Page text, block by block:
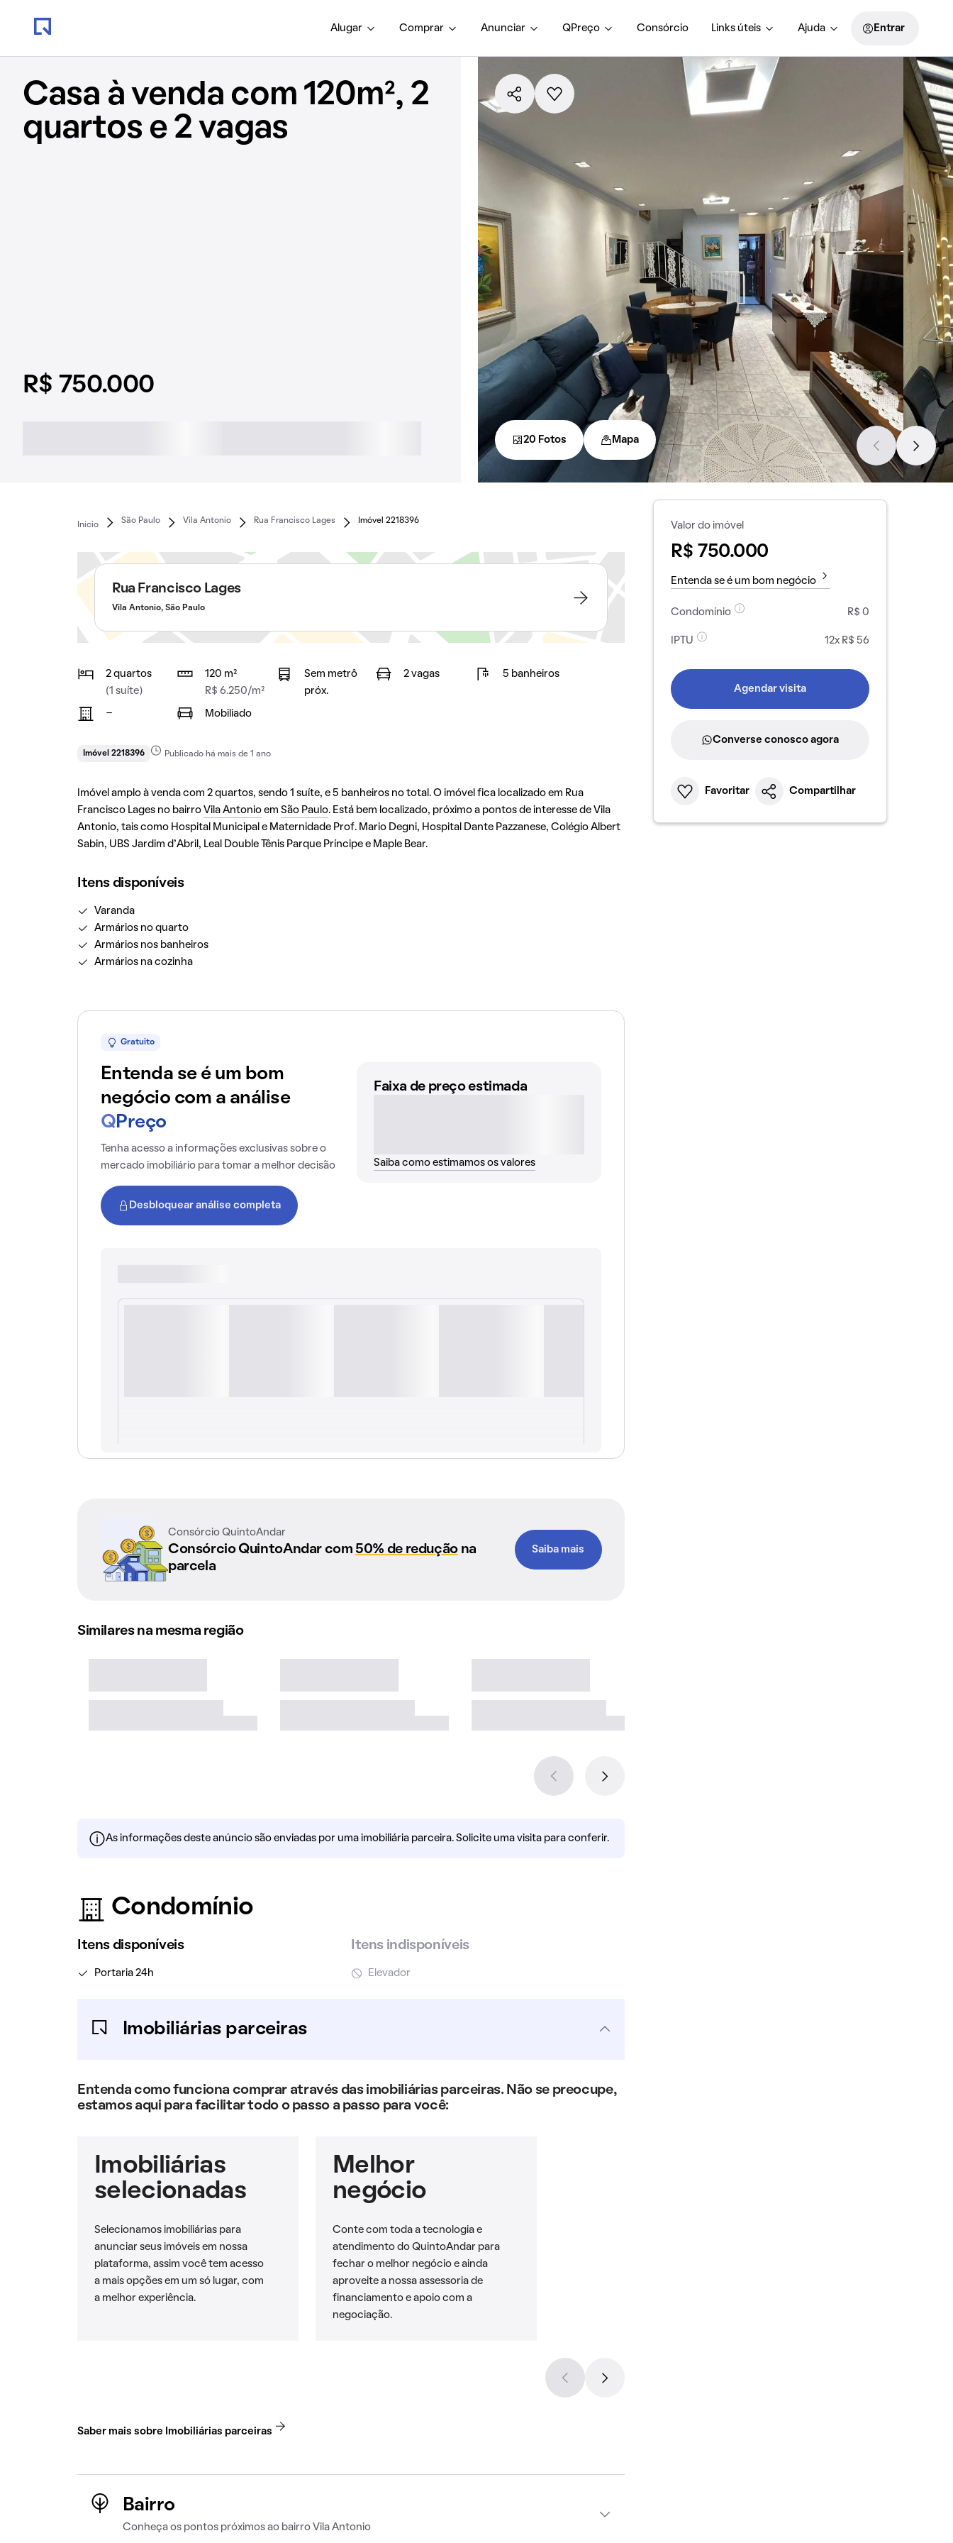
Alugar Comprar Anunciar QPreço Consórcio Links úteis Ajuda Entrar
Casa à venda com 120m², 2
quartos e 2 vagas
R$ 750.000
20 Fotos Mapa
Início
São Paulo Vila Antonio Rua Francisco Lages Imóvel 2218396
Rua Francisco Lages
Vila Antonio, São Paulo
2 quartos
(1 suíte)
120 m²
R$ 6.250/m²
Sem metrô
próx.
2 vagas 5 banheiros
- Mobiliado
Imóvel 2218396 Publicado há mais de 1 ano
Imóvel amplo à venda com 2 quartos, sendo 1 suíte, e 5 banheiros no total. O imóvel fica localizado em Rua
Francisco Lages no bairro Vila Antonioem São Paulo. Está bem localizado, próximo a pontos de interesse de Vila
Antonio, tais como Hospital Municipal e Maternidade Prof. Mario Degni, Hospital Dante Pazzanese, Colégio Albert
Sabin, UBS Jardim d'Abril, Leal Double Tênis Parque Príncipe e Maple Bear.
Itens disponíveis
Varanda
Armários no quarto
Armários nos banheiros
Armários na cozinha
Gratuito
Entenda se é um bom
negócio com a análise
Q Preço
Tenha acesso a informações exclusivas sobre o
mercado imobiliário para tomar a melhor decisão
Desbloquear análise completa
Faixa de preço estimada
Saiba como estimamos os valores
Consórcio QuintoAndar
Consórcio QuintoAndar com 50% de reduçãona
parcela
Saiba mais
Similares na mesma região
As informações deste anúncio são enviadas por uma imobiliária parceira. Solicite uma visita para conferir.
Condomínio
Itens disponíveis
Portaria 24h
Itens indisponíveis
Elevador
Imobiliárias parceiras
Entenda como funciona comprar através das imobiliárias parceiras. Não se preocupe,
estamos aqui para facilitar todo o passo a passo para você:
Imobiliárias
selecionadas
Selecionamos imobiliárias para
anunciar seus imóveis em nossa
plataforma, assim você tem acesso
a mais opções em um só lugar, com
a melhor experiência.
Melhor
negócio
Conte com toda a tecnologia e
atendimento do QuintoAndar para
fechar o melhor negócio e ainda
aproveite a nossa assessoria de
financiamento e apoio com a
negociação.
Saber mais sobre Imobiliárias parceiras
Bairro
Conheça os pontos próximos ao bairro Vila Antonio
Valor do imóvel
R$ 750.000
Entenda se é um bom negócio
Condomínio R$ 0
IPTU 12x R$ 56
Agendar visita
Converse conosco agora
Favoritar Compartilhar